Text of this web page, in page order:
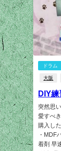
ドラム
大阪
DIY
突然思
愛すべ
購入し
・MDF
着剤 早